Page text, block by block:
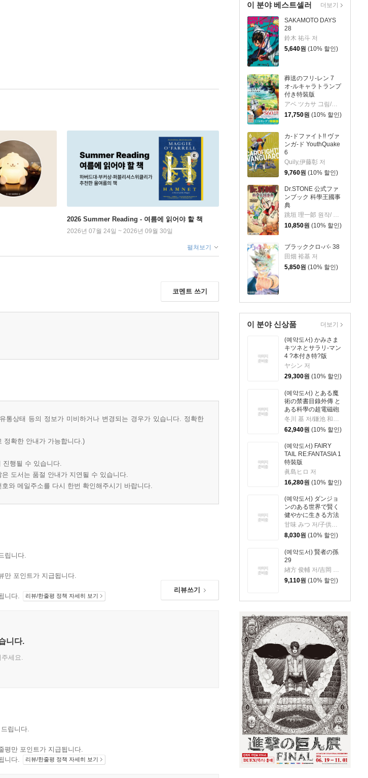
이 분야 베스트셀러
SAKAMOTO DAYS
28
鈴木 祐斗 저
5,640원 (10% 할인)
葬送のフリ-レン 7
オ-ルキャラトランプ
付き特裝版
アベ ツカサ 그림/山田 鐘人 원작
17,750원 (10% 할인)
カ-ドファイト!! ヴァ
ンガ-ド YouthQuake
6
Quily,伊藤彰 저
9,760원 (10% 할인)
Dr.STONE 公式ファ
ンブック 科學王國事
典
跳垣 理一郞 원작/ Boichi 저
10,850원 (10% 할인)
ブラッククロ-バ- 38
田畑 裕基 저
5,850원 (10% 할인)
더보기
이 분야 신상품
(예약도서) かみさま
キツネとサラリ-マン
4 ?本付き特?版
ヤシン 저
29,300원 (10% 할인)
(예약도서) とある魔
術の禁書目錄外傳 と
ある科學の超電磁砲
21 特裝版
62,940원 (10% 할인)
(예약도서) FAIRY
TAIL RE:FANTASIA 1
特裝版
眞島ヒロ 저
16,280원 (10% 할인)
(예약도서) ダンジョ
ンのある世界で賢く
健やかに生きる方法
9
甘味 みつ 저/子供の子 원작
8,030원 (10% 할인)
(예약도서) 賢者の孫
29
緖方 俊輔 저/吉岡 剛 원작
9,110원 (10% 할인)
더보기
2026 Summer Reading - 여름에 읽어야 할 책
2026년 07월 24일 ~ 2026년 09월 30일
펼쳐보기
코멘트 쓰기
통상태 등의 정보가 미비하거나 변경되는 경우가 있습니다. 정확한
정확한 안내가 가능합니다.)
진행될 수 있습니다.
도서는 품절 안내가 지연될 수 있습니다.
와 메일주소를 다시 한번 확인해주시기 바랍니다.
립니다.
만 포인트가 지급됩니다.
니다.
리뷰/한줄평 정책 자세히 보기
리뷰쓰기
니다.
세요.
립니다.
평만 포인트가 지급됩니다.
니다.
리뷰/한줄평 정책 자세히 보기